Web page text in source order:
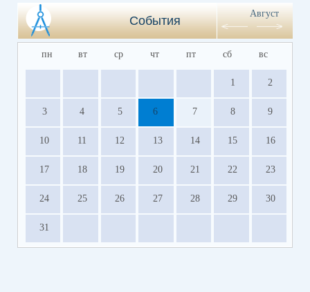
События
Август
пн вт ср чт пт сб вс
1 2
3 4 5 6 7 8 9
10 11 12 13 14 15 16
17 18 19 20 21 22 23
24 25 26 27 28 29 30
31